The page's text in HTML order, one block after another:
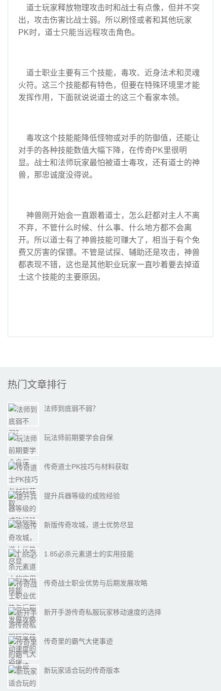
道士玩家释放物理攻击时和战士有点像，但并不突
出，攻击伤害比战士弱。所以刷怪或者和其他玩家
PK时，道士只能当远程攻击角色。
道士职业主要有三个技能，毒攻、近身法术和灵魂
火符。这三个技能都有特色，但要在特殊环境里才能
发挥作用，下面就说说道士的这三个看家本领。
毒攻这个技能能降低怪物或对手的防御值，还能让
对手的各种技能数值大幅下降，在传奇PK里很明
显。战士和法师玩家最怕被道士毒攻，还有道士的神
兽，那忠诚度没得说。
神兽刚开始会一直跟着道士，怎么赶都对主人不离
不弃，不管什么时候、什么事、什么地方都不会离
开。所以道士有了神兽技能可赚大了，相当于有个免
费又厉害的保镖。不管是试探、辅助还是攻击，神兽
都表现不错，这也是其他职业玩家一直吵着要去掉道
士这个技能的主要原因。
热门文章排行
法师到底弱不弱？
玩法师前期要学会自保
传奇道士PK技巧与材料获取
提升兵器等级的成败经验
新版传奇攻城，道士优势尽显
1.85必杀元素道士的实用技能
传奇战士职业优势与后期发展攻略
新开手游传奇私服玩家移动速度的选择
传奇里的霸气大佬事迹
新玩家适合玩的传奇版本